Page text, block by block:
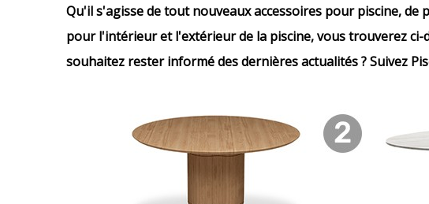
Qu'il s'agisse de tout nouveaux accessoires pour piscine,
pour l'intérieur et l'extérieur de la piscine, vous trouverez
souhaitez rester informé des dernières actualités ? Suivez